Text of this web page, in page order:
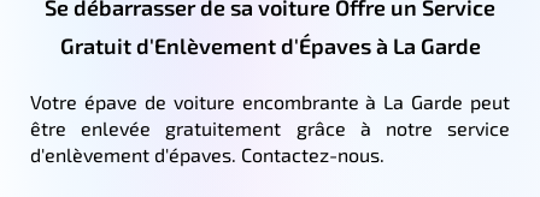
Se débarrasser de sa voiture Offre un Service
Gratuit d'Enlèvement d'Épaves à La Garde
Votre épave de voiture encombrante à La Garde peut
être enlevée gratuitement grâce à notre service
d'enlèvement d'épaves. Contactez-nous.